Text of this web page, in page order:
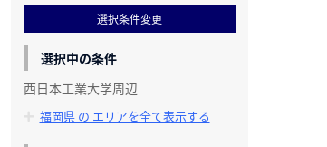
選択条件変更
選択中の条件
西日本工業大学周辺
福岡県 の エリアを全て表示する